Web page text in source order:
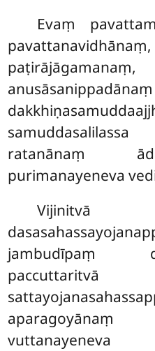
Evaṃ
anusāsanippadānaṃ
ratanānaṃ
purimanayeneva
jambudīpaṃ
paccuttaritvā